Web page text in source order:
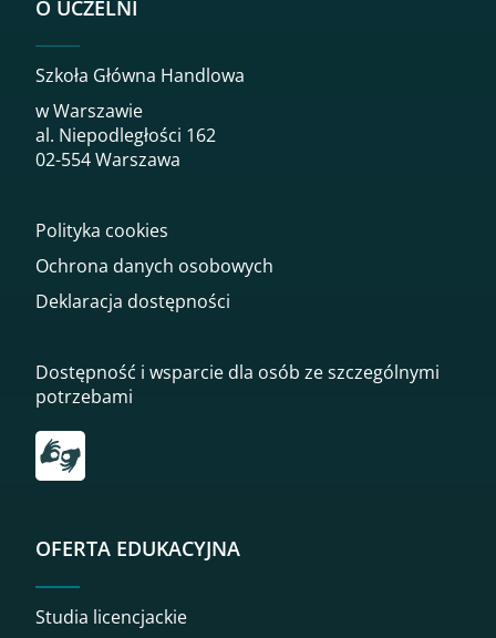
O UCZELNI
Szkoła Główna Handlowa
w Warszawie
al. Niepodległości 162
02-554 Warszawa
Polityka cookies
Ochrona danych osobowych
Deklaracja dostępności
Dostępność i wsparcie dla osób ze szczególnymi
potrzebami
Przekierowanie do tłumacza on-line języka migowego
OFERTA EDUKACYJNA
Studia licencjackie